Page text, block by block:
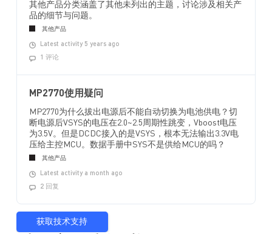
其他产品分类涵盖了其他未列出的主题，讨论涉及相关产
品的细节与问题。
其他产品
Latest activity 5 years ago
1 评论
MP2770使用疑问
MP2770为什么拔出电源后不能自动切换为电池供电？切
断电源后VSYS的电压在2.0~2.5周期性跳变，Vboost电压
为3.5V。但是DCDC接入的是VSYS，根本无法输出3.3V电
压给主控MCU。数据手册中SYS不是供给MCU的吗？
其他产品
Latest activity a month ago
2 回复
获取技术支持